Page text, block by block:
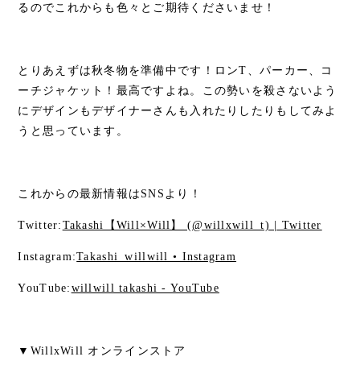
るのでこれからも色々とご期待くださいませ！
とりあえずは秋冬物を準備中です！ロンT、パーカー、コ
ーチジャケット！最高ですよね。この勢いを殺さないよう
にデザインもデザイナーさんも入れたりしたりもしてみよ
うと思っています。
これからの最新情報はSNSより！
Twitter: Takashi【Will×Will】 (@willxwill_t) | Twitter
Instagram:Takashi_willwill • Instagram
YouTube: willwill takashi - YouTube
▼WillxWill オンラインストア